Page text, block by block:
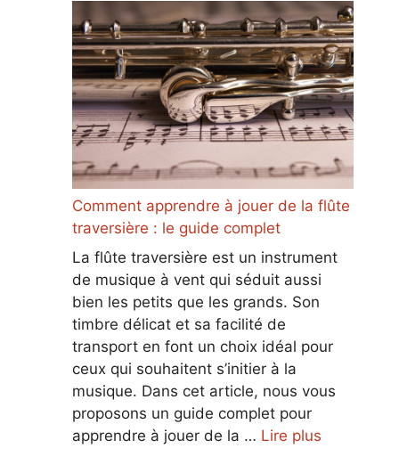
Comment apprendre à jouer de la flûte
traversière : le guide complet
La flûte traversière est un instrument
de musique à vent qui séduit aussi
bien les petits que les grands. Son
timbre délicat et sa facilité de
transport en font un choix idéal pour
ceux qui souhaitent s’initier à la
musique. Dans cet article, nous vous
proposons un guide complet pour
apprendre à jouer de la … Lire plus